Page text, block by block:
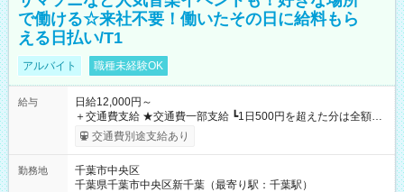
で働ける☆来社不要！働いたその日に給料もら
える日払い/T1
アルバイト 職種未経験OK
給与
日給12,000円～
＋交通費支給 ★交通費一部支給 ┗1日500円を超えた分は全額支
給！ ※往復500円以内の方は自己負担となります ★日払いOK！
（規定あり） ┗働いたその日に現金GET♪ お仕事後はコンビニ
なし
交通費別途支給あり
勤務地
千葉市中央区
千葉県千葉市中央区新千葉（最寄り駅：千葉駅）